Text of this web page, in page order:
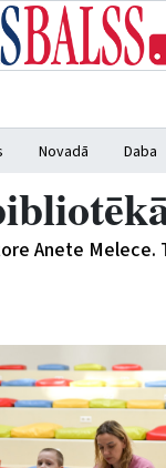
Novadā Daba
Anete Melece.